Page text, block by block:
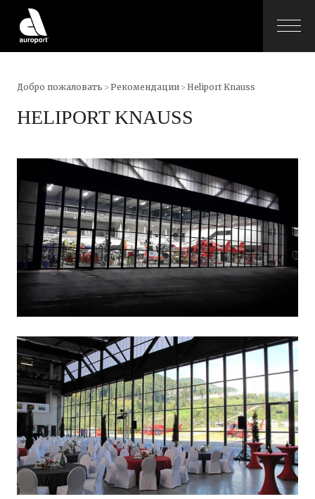
Добро пожаловать >Рекомендации >Heliport Knauss
HELIPORT KNAUSS